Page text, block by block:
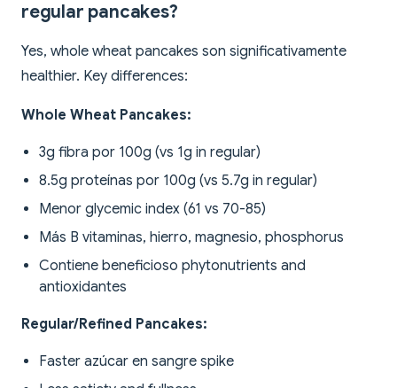
regular pancakes?
Yes, whole wheat pancakes son significativamente
healthier. Key differences:
Whole Wheat Pancakes:
3g fibra por 100g (vs 1g in regular)
8.5g proteínas por 100g (vs 5.7g in regular)
Menor glycemic index (61 vs 70-85)
Más B vitaminas, hierro, magnesio, phosphorus
Contiene beneficioso phytonutrients and
antioxidantes
Regular/Refined Pancakes:
Faster azúcar en sangre spike